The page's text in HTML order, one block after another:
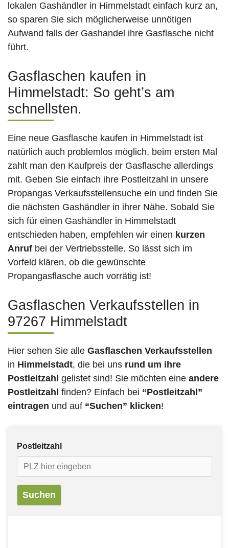
lokalen Gashändler in Himmelstadt einfach kurz an,
so sparen Sie sich möglicherweise unnötigen
Aufwand falls der Gashandel ihre Gasflasche nicht
führt.
Gasflaschen kaufen in
Himmelstadt: So geht’s am
schnellsten.
Eine neue Gasflasche kaufen in Himmelstadt ist
natürlich auch problemlos möglich, beim ersten Mal
zahlt man den Kaufpreis der Gasflasche allerdings
mit. Geben Sie einfach ihre Postleitzahl in unsere
Propangas Verkaufsstellensuche ein und finden Sie
die nächsten Gashändler in ihrer Nähe. Sobald Sie
sich für einen Gashändler in Himmelstadt
entschieden haben, empfehlen wir einen kurzen
Anruf bei der Vertriebsstelle. So lässt sich im
Vorfeld klären, ob die gewünschte
Propangasflasche auch vorrätig ist!
Gasflaschen Verkaufsstellen in
97267 Himmelstadt
Hier sehen Sie alle Gasflaschen Verkaufsstellen
in Himmelstadt, die bei uns rund um ihre
Postleitzahl gelistet sind! Sie möchten eine andere
Postleitzahl finden? Einfach bei “Postleitzahl”
eintragen und auf “Suchen” klicken!
Postleitzahl